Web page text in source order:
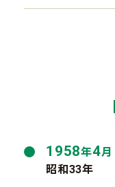
1958年4月
昭和33年